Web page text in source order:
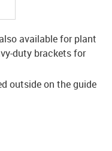
available for plant
duty brackets for
outside on the guide